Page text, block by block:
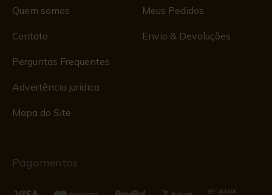
Quem somos
Contato
Perguntas Frequentes
Advertência jurídica
Mapa do Site
Meus Pedidos
Envio & Devoluções
Pagamentos